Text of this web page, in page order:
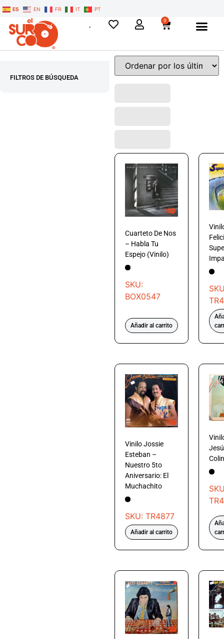
ES EN FR IT PT
0
FILTROS DE BÚSQUEDA
Cuarteto De Nos
– Habla Tu
Espejo (Vinilo)
SKU:
BOX0547
Añadir al carrito
Vinilo Jossie
Esteban –
Nuestro 5to
Aniversario: El
Muchachito
SKU: TR4877
Añadir al carrito